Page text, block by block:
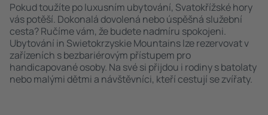
Pokud toužíte po luxusním ubytování, Svatokřížské hory
vás potěší. Dokonalá dovolená nebo úspěšná služební
cesta? Ručíme vám, že budete nadmíru spokojeni.
Ubytování in Swietokrzyskie Mountains lze rezervovat v
zařízeních s bezbariérovým přístupem pro
handicapované osoby. Na své si přijdou i rodiny s batolaty
nebo malými dětmi a návštěvníci, kteří cestují se zvířaty.